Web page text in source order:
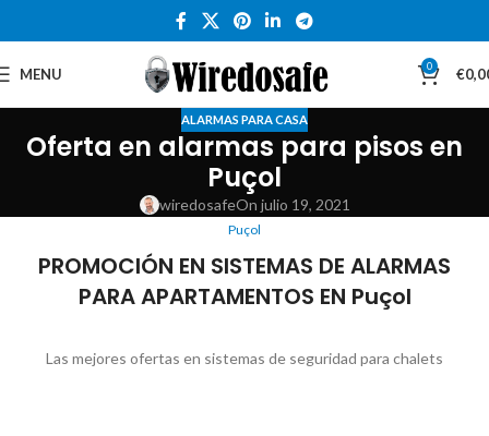
MENU 0 €
ALARMAS PARA CASA
Oferta en alarmas para pisos en
Puçol
wiredosafeOn julio 19, 2021
Puçol
PROMOCIÓN EN SISTEMAS DE ALARMAS
PARA APARTAMENTOS EN Puçol
Las mejores ofertas en sistemas de seguridad para chalets